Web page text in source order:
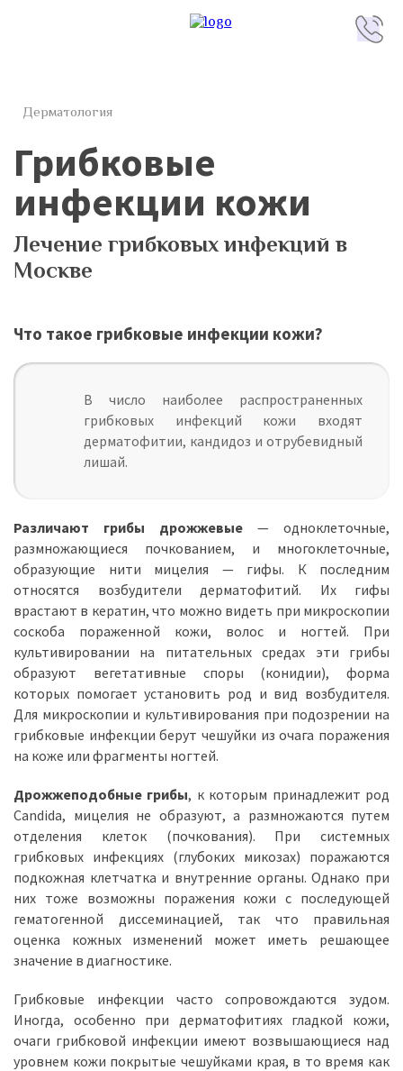
Дерматология
Грибковые
инфекции кожи
Лечение грибковых инфекций в
Москве
Что такое грибковые инфекции кожи?
В число наиболее распространенных
грибковых инфекций кожи входят
дерматофитии, кандидоз и отрубевидный
лишай.
Различают грибы дрожжевые — одноклеточные,
размножающиеся почкованием, и многоклеточные,
образующие нити мицелия — гифы. К последним
относятся возбудители дерматофитий. Их гифы
врастают в кератин, что можно видеть при микроскопии
соскоба пораженной кожи, волос и ногтей. При
культивировании на питательных средах эти грибы
образуют вегетативные споры (конидии), форма
которых помогает установить род и вид возбудителя.
Для микроскопии и культивирования при подозрении на
грибковые инфекции берут чешуйки из очага поражения
на коже или фрагменты ногтей.
Дрожжеподобные грибы, к которым принадлежит род
Candida, мицелия не образуют, а размножаются путем
отделения клеток (почкования). При системных
грибковых инфекциях (глубоких микозах) поражаются
подкожная клетчатка и внутренние органы. Однако при
них тоже возможны поражения кожи с последующей
гематогенной диссеминацией, так что правильная
оценка кожных изменений может иметь решающее
значение в диагностике.
Грибковые инфекции часто сопровождаются зудом.
Иногда, особенно при дерматофитиях гладкой кожи,
очаги грибковой инфекции имеют возвышающиеся над
уровнем кожи покрытые чешуйками края, в то время как